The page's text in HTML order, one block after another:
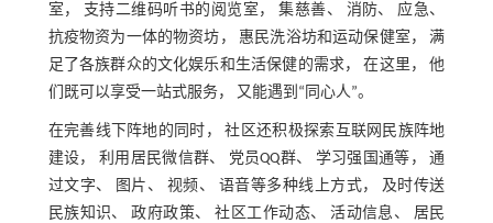
室， 支持二维码听书的阅览室， 集慈善、 消防、 应急、
抗疫物资为一体的物资坊， 惠民洗浴坊和运动保健室， 满
足了各族群众的文化娱乐和生活保健的需求， 在这里， 他
们既可以享受一站式服务， 又能遇到“同心人”。
在完善线下阵地的同时， 社区还积极探索互联网民族阵地
建设， 利用居民微信群、 党员QQ群、 学习强国通等， 通
过文字、 图片、 视频、 语音等多种线上方式， 及时传送
民族知识、 政府政策、 社区工作动态、 活动信息、 居民